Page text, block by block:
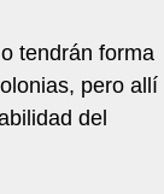
tendrán forma
pero allí
del